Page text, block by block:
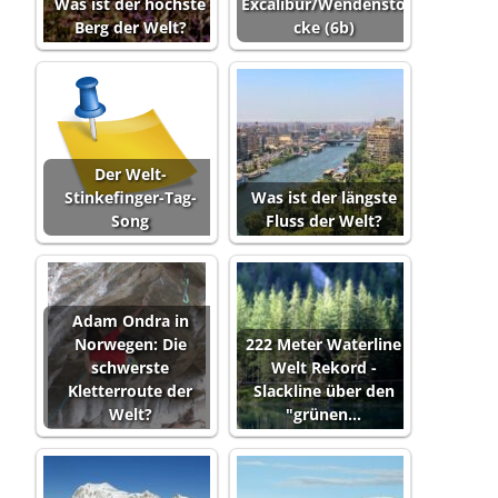
Berg der Welt?
cke (6b)
Der Welt-
Stinkefinger-Tag-
Song
Was ist der längste
Fluss der Welt?
Adam Ondra in
Norwegen: Die
schwerste
Kletterroute der
Welt?
222 Meter Waterline
Welt Rekord -
Slackline über den
"grünen…